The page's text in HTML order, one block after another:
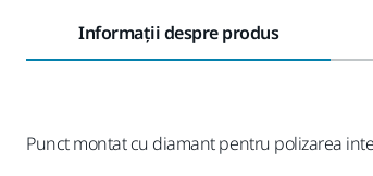
Informații despre produs
Punct montat cu diamant pentru polizarea